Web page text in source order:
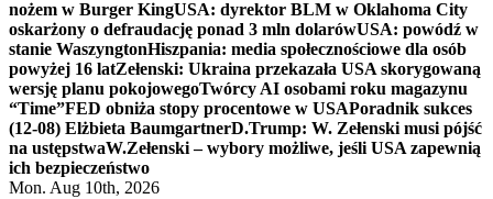
nożem w Burger KingUSA: dyrektor BLM w Oklahoma City
oskarżony o defraudację ponad 3 mln dolarówUSA: powódź w
stanie WaszyngtonHiszpania: media społecznościowe dla osób
powyżej 16 latZełenski: Ukraina przekazała USA skorygowaną
wersję planu pokojowegoTwórcy AI osobami roku magazynu
“Time”FED obniża stopy procentowe w USAPoradnik sukces
(12-08) Elżbieta BaumgartnerD.Trump: W. Zełenski musi pójść
na ustępstwaW.Zełenski – wybory możliwe, jeśli USA zapewnią
ich bezpieczeństwo
Mon. Aug 10th, 2026